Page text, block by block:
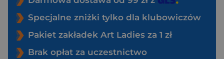
Specjalne zniżki tylko dla klubowiczów
Pakiet zakładek Art Ladies za 1 zł
Brak opłat za uczestnictwo